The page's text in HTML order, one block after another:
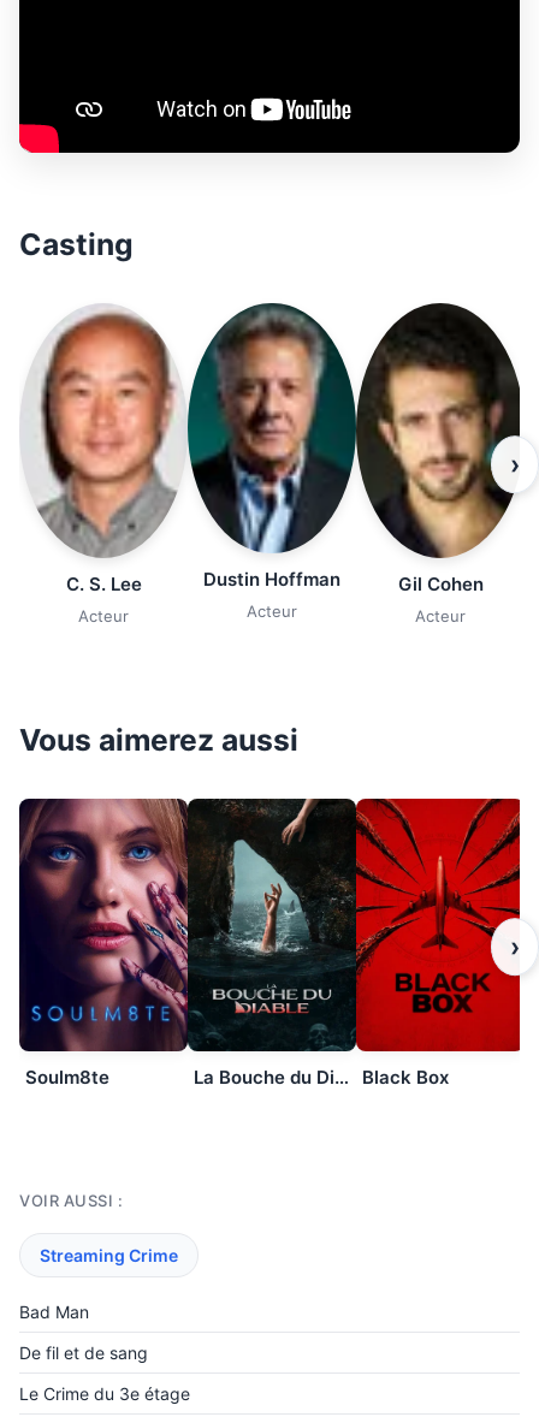
Casting
C. S. Lee
Acteur
Dustin Hoffman
Acteur
Gil Cohen
Acteur
›
Vous aimerez aussi
Soulm8te La Bouche du Diable Black Box
›
VOIR AUSSI :
Streaming Crime
Bad Man
De fil et de sang
Le Crime du 3e étage